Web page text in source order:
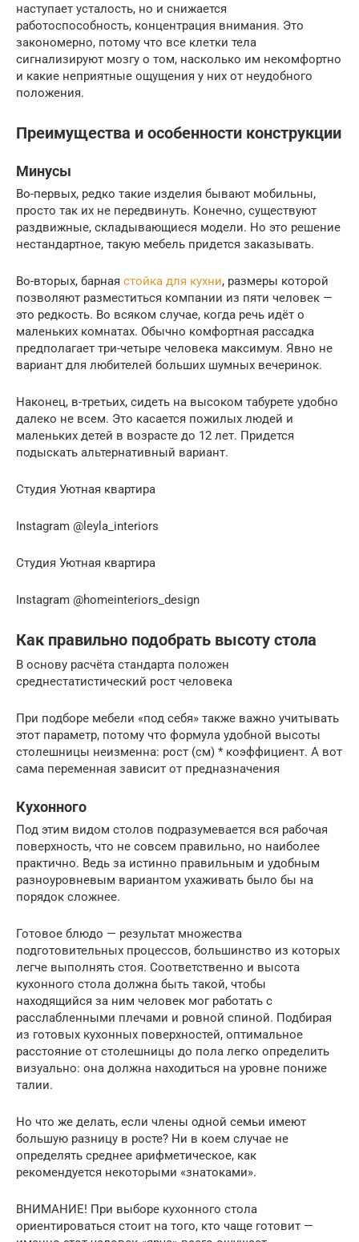
наступает усталость, но и снижается
работоспособность, концентрация внимания. Это
закономерно, потому что все клетки тела
сигнализируют мозгу о том, насколько им некомфортно
и какие неприятные ощущения у них от неудобного
положения.
Преимущества и особенности конструкции
Минусы
Во-первых, редко такие изделия бывают мобильны,
просто так их не передвинуть. Конечно, существуют
раздвижные, складывающиеся модели. Но это решение
нестандартное, такую мебель придется заказывать.
Во-вторых, барная стойка для кухни, размеры которой
позволяют разместиться компании из пяти человек —
это редкость. Во всяком случае, когда речь идёт о
маленьких комнатах. Обычно комфортная рассадка
предполагает три-четыре человека максимум. Явно не
вариант для любителей больших шумных вечеринок.
Наконец, в-третьих, сидеть на высоком табурете удобно
далеко не всем. Это касается пожилых людей и
маленьких детей в возрасте до 12 лет. Придется
подыскать альтернативный вариант.
Студия Уютная квартира
Instagram @leyla_interiors
Студия Уютная квартира
Instagram @homeinteriors_design
Как правильно подобрать высоту стола
В основу расчёта стандарта положен
среднестатистический рост человека
При подборе мебели «под себя» также важно учитывать
этот параметр, потому что формула удобной высоты
столешницы неизменна: рост (см) * коэффициент. А вот
сама переменная зависит от предназначения
Кухонного
Под этим видом столов подразумевается вся рабочая
поверхность, что не совсем правильно, но наиболее
практично. Ведь за истинно правильным и удобным
разноуровневым вариантом ухаживать было бы на
порядок сложнее.
Готовое блюдо — результат множества
подготовительных процессов, большинство из которых
легче выполнять стоя. Соответственно и высота
кухонного стола должна быть такой, чтобы
находящийся за ним человек мог работать с
расслабленными плечами и ровной спиной. Подбирая
из готовых кухонных поверхностей, оптимальное
расстояние от столешницы до пола легко определить
визуально: она должна находиться на уровне пониже
талии.
Но что же делать, если члены одной семьи имеют
большую разницу в росте? Ни в коем случае не
определять среднее арифметическое, как
рекомендуется некоторыми «знатоками».
ВНИМАНИЕ! При выборе кухонного стола
ориентироваться стоит на того, кто чаще готовит —